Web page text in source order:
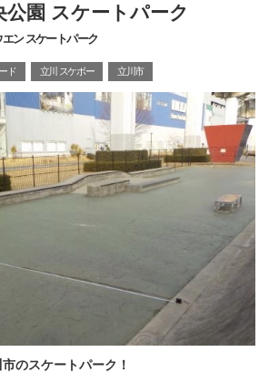
公園 スケートパーク
ン スケートパーク
ド 立川 スケボー 立川市
のスケートパーク！